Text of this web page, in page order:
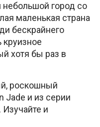
небольшой город со
маленькая страна
бескрайнего
круизное
хотя бы раз в
роскошный
Jade и из серии
Изучайте и